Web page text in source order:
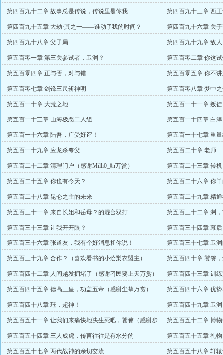
第四百九十二章 故事总是传说，传说里是你我 第四百九十三章 西
第四百九十五章 大劫·其之一——谁动了我的时间？ 第四百九十六章 关
第四百九十八章 父子局 第四百九十九章 敌人
第五百零一章 第三关参试者，卫渊？
第五百零二章 你这
赏）
第五百零四章 正与否，对与错 第五百零五章 你不
第五百零七章 剑锋三尺斩神明 第五百零八章 梦中之
第五百一十章 大荒之地 第五百一十一章 叛
第五百一十三章 山海极恶二人组 第五百一十四章 白
第五百一十六章 陆吾，广受好评！ 第五百一十七章 重量
第五百一十九章 应龙杀夸父 第五百二十章 老师
第五百二十二章 清理门户（感谢Milli0_0n万赏） 第五百二十三章 转机
第五百二十五章 你也有今天？ 第五百二十六章 你
第五百二十八章 昆仑之主的未来
第五百二十九章 精
值
第五百三十一章 来自长姐和岳母？的混合双打
第五百三十二章 渊
悦盟主）
第五百三十三章 让我开开眼？ 第五百三十四章 幕
第五百三十六章 张道友，我有个好消息和你说！ 第五百三十七章 卫
第五百三十九章 合作？（喜欢看书的小绘梨衣盟主）
第五百四十章 饕餮
万赏）
第五百四十二章 人间越发拥堵了（感谢刁民要上天万赏） 第五百四十三章 训
第五百四十五章 德高三皇，功盖五帝（感谢尘辇万赏） 第五百四十六章 优
第五百四十八章 珏，超神！
第五百四十九章 卫
赏）
第五百五十一章 让我们来痛快地决生死吧，饕餮（感谢步
鸳一万五千起点币）
第五百五十二章 博
第五百五十四章 三人成虎，传言往往是有水分的 第五百五十五章 礼物
第五百五十七章 两代战神的亲切交流 第五百五十八章 轩